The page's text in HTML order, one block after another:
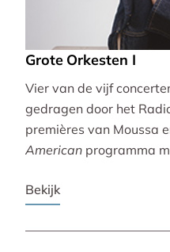
Grote Orkesten I
Vier van de vijf
gedragen door het
premières van Moussa
American programma
Amerikaans slagwerk.
Bekijk